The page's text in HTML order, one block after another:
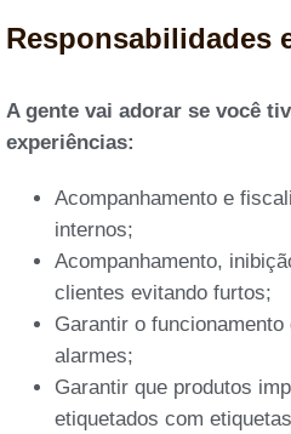
Responsabilidades
A gente vai adorar se você
experiências:
Acompanhamento e
internos;
Acompanhamento,
clientes evitando furtos;
Garantir o
alarmes;
Garantir que produtos
etiquetados com